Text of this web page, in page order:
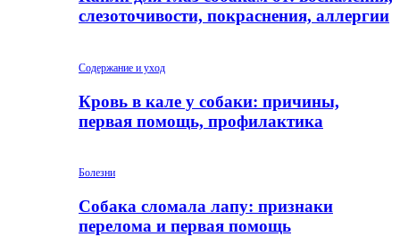
слезоточивости, покраснения, аллергии
Содержание и уход
Кровь в кале у собаки: причины,
первая помощь, профилактика
Болезни
Собака сломала лапу: признаки
перелома и первая помощь